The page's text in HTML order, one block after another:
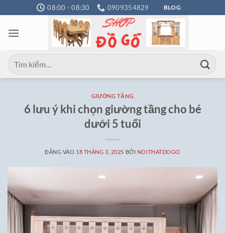
qua
nội
08:00 - 08:30 0909354829 BLOG
Tìm
kiếm:
GIƯỜNG TẦNG
6 lưu ý khi chọn giường tầng cho bé
dưới 5 tuổi
ĐĂNG VÀO 18 THÁNG 3, 2025 BỞI NOITHATDOGO